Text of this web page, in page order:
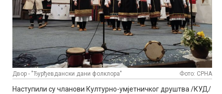
Двор - "Ђурђевдански дани фолклора" Фото: СРНА
Наступили су чланови Културно-умјетничког друштва /КУД/